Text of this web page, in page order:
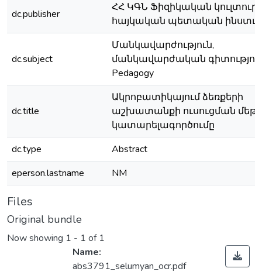
dc.publisher
ՀՀ ԿԳՆ Ֆիզիկական
հայկական պետական
dc.subject
Մանկավարժություն,
մանկավարժական
Pedagogy
dc.title
Ակրոբատիկայում ձեռքերի
աշխատանքի ուսուցման
կատարելագործումը
dc.type
Abstract
eperson.lastname
NM
Files
Original bundle
Now showing 1 - 1 of 1
Name:
abs3791_selumyan_ocr.pdf